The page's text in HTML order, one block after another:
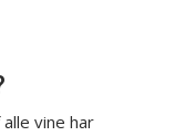
vine har